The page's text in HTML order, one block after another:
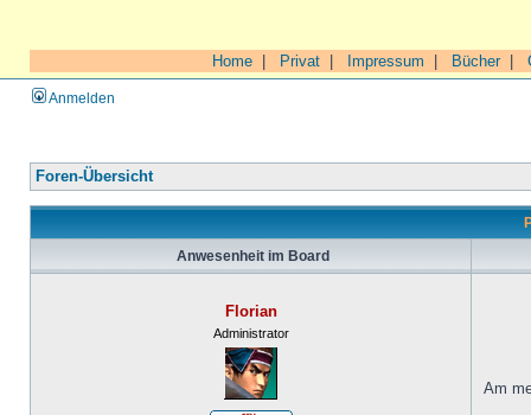
Home Privat Impressum Bücher|
Anmelden
Foren-Übersicht
Anwesenheit im Board
Florian
Administrator
Am